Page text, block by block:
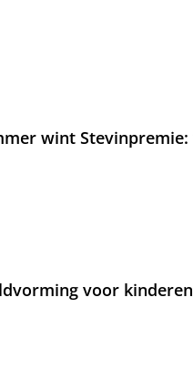
wint Stevinpremie:
voor kinderen